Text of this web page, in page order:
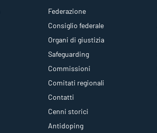
Federazione
Consiglio federale
Organi di giustizia
Safeguarding
Commissioni
Comitati regionali
Contatti
Cenni storici
Antidoping